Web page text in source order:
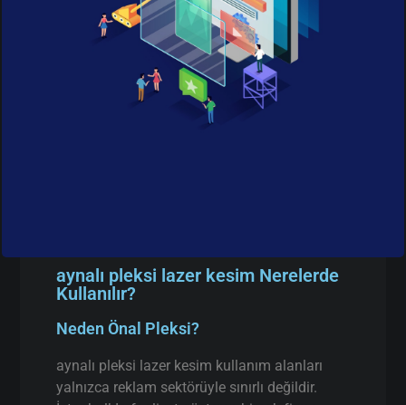
aynalı pleksi lazer kesim Nerelerde
Kullanılır?
Neden Önal Pleksi?
aynalı pleksi lazer kesim kullanım alanları
yalnızca reklam sektörüyle sınırlı değildir.